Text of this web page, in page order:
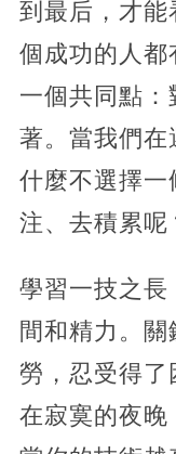
到最后，才能
個成功的人都
一個共同點
著。當我們在
什麼不選擇一
注、去積累呢
學習一技之
間和精力。
勞，忍受得
在寂寞的夜晚